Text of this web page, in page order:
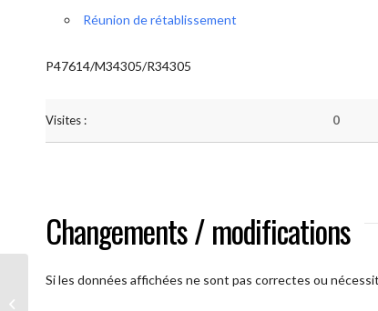
Réunion de rétablissement
P47614/M34305/R34305
Visites : 0
Changements / modifications
Si les données affichées ne sont pas correctes ou